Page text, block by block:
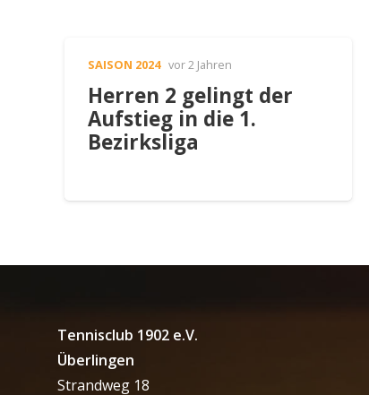
SAISON 2024 vor 2 Jahren
Herren 2 gelingt der
Aufstieg in die 1.
Bezirksliga
Tennisclub 1902 e.V.
Überlingen
Strandweg 18